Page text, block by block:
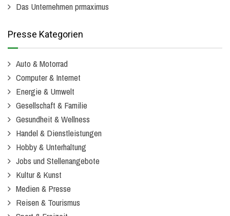
Das Unternehmen prmaximus
Presse Kategorien
Auto & Motorrad
Computer & Internet
Energie & Umwelt
Gesellschaft & Familie
Gesundheit & Wellness
Handel & Dienstleistungen
Hobby & Unterhaltung
Jobs und Stellenangebote
Kultur & Kunst
Medien & Presse
Reisen & Tourismus